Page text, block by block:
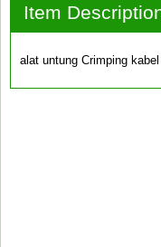
Item
alat untung Crimping